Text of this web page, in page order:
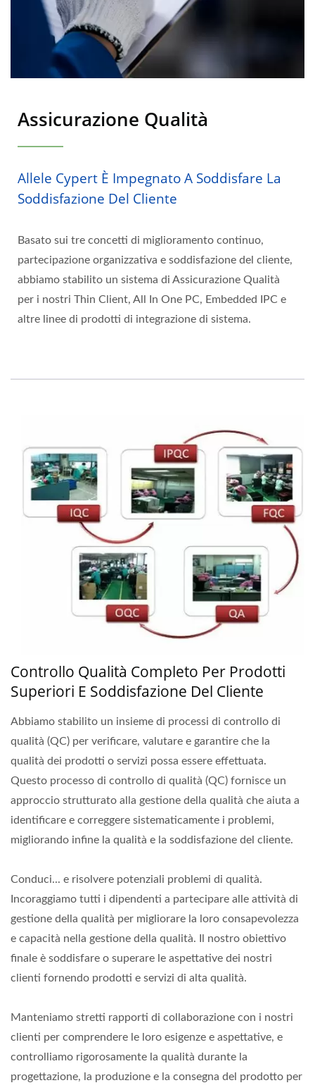
Assicurazione Qualità
Allele Cypert È Impegnato A Soddisfare La
Soddisfazione Del Cliente
Basato sui tre concetti di miglioramento continuo,
partecipazione organizzativa e soddisfazione del cliente,
abbiamo stabilito un sistema di Assicurazione Qualità
per i nostri Thin Client, All In One PC, Embedded IPC e
altre linee di prodotti di integrazione di sistema.
Controllo Qualità Completo Per Prodotti
Superiori E Soddisfazione Del Cliente
Abbiamo stabilito un insieme di processi di controllo di
qualità (QC) per verificare, valutare e garantire che la
qualità dei prodotti o servizi possa essere effettuata.
Questo processo di controllo di qualità (QC) fornisce un
approccio strutturato alla gestione della qualità che aiuta a
identificare e correggere sistematicamente i problemi,
migliorando infine la qualità e la soddisfazione del cliente.
Conduci... e risolvere potenziali problemi di qualità.
Incoraggiamo tutti i dipendenti a partecipare alle attività di
gestione della qualità per migliorare la loro consapevolezza
e capacità nella gestione della qualità. Il nostro obiettivo
finale è soddisfare o superare le aspettative dei nostri
clienti fornendo prodotti e servizi di alta qualità.
Manteniamo stretti rapporti di collaborazione con i nostri
clienti per comprendere le loro esigenze e aspettative, e
controlliamo rigorosamente la qualità durante la
progettazione, la produzione e la consegna del prodotto per